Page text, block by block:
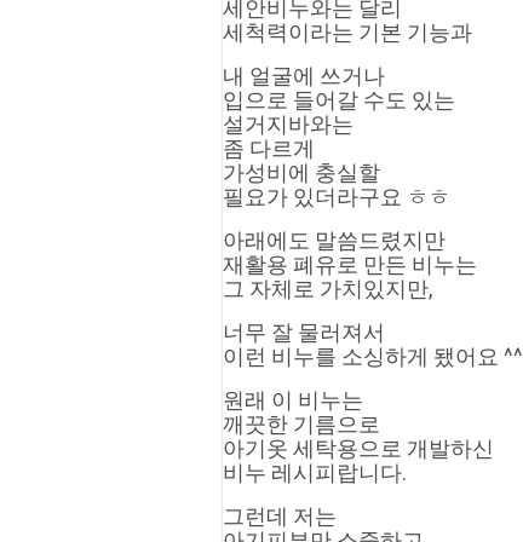
세안비누와는 달리
세척력이라는 기본 기능과
내 얼굴에 쓰거나
입으로 들어갈 수도 있는
설거지바와는
좀 다르게
가성비에 충실할
필요가 있더라구요 ㅎㅎ
아래에도 말씀드렸지만
재활용 폐유로 만든 비누는
그 자체로 가치있지만,
너무 잘 물러져서
이런 비누를 소싱하게 됐어요 ^^
원래 이 비누는
깨끗한 기름으로
아기옷 세탁용으로 개발하신
비누 레시피랍니다.
그런데 저는